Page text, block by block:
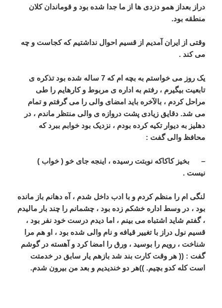
دراز بعداز همو دزدی ها از ما جدا شده بود و قوماندان کلان
منطقه بود.
وقتی از ایران آمدیم از قسیم احوال نداشتیم که کجاست و چه
می کند .
یک روز می خواستم به بچه ام که 7 ساله شده بود تذکره ی
تابعیت بیگیرم ، رفتم به اداره ی مربوط و کارهایم را طی
مراحل کردم ، بالآخره باید امضای والی را می گرفتم و تمام
می شد. دقایق زیادی پشت دروازه ی والی منتظر ماندم ، در
دهلیز به دیوار تکیه کرده بودم ، نزدیک بود خوابم ببرد که
محافظ والی گفت :
– بخیز کاکاکه نوبتت رسیده ، اینجه جای خو ( خواب )
نیست .
لنگی ام را منظم کردم و با ادب داخل شدم ، آه دهانم باز مانده
بود ، در وسط اداره خشکم زده بود ، چشمانم را چند بار مالیدم
، گفتم شاید اشتباه می بینم ، اما دیدم درست خود نفر بود ،
قسیم نول دراز با تغییر قیافه و نام والی شده بود ، او هم مرا
شناخت ، رویم را بوسید ، ورق را امضا کرد و آهسته در گوشم
گفت : (( هر وقت کارت بند شد بازهم یار سابق در خدمتت
است کله کدو بچیم. ))هر دو خندیدیم و بعد من بیرون شدم.